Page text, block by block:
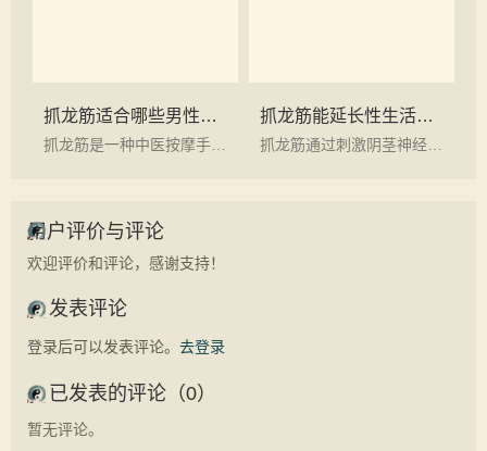
抓龙筋适合哪些男性人群？ 抓龙筋能延长性生活时间吗？
用户评价与评论
欢迎评价和评论，感谢支持！
发表评论
登录后可以发表评论。 去登录
已发表的评论（0）
暂无评论。